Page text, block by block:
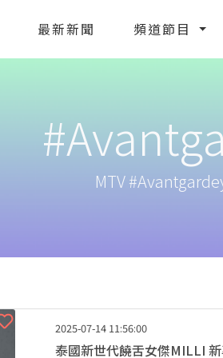
最新新聞 頻道節目
MTV
2025-07-14 11:56:00
泰國新世代饒舌女傑MILLI